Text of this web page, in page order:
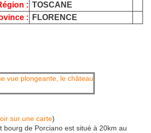
: TOSCANE
:
FLORENCE
sur une carte)
bourg de Porciano est situé à 20km au